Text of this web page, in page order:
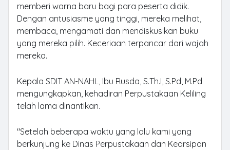
memberi warna baru bagi para peserta didik.
Dengan antusiasme yang tinggi, mereka melihat,
membaca, mengamati dan mendiskusikan buku
yang mereka pilih. Keceriaan terpancar dari wajah
mereka.
Kepala SDIT AN-NAHL, Ibu Rusda, S.Th.I, S.Pd, M.Pd
mengungkapkan, kehadiran Perpustakaan Keliling
telah lama dinantikan.
"Setelah beberapa waktu yang lalu kami yang
berkunjung ke Dinas Perpustakaan dan Kearsipan